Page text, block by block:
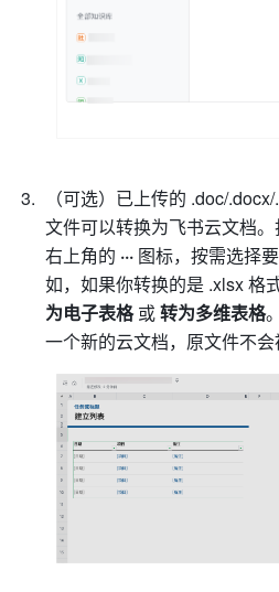
（可选）已上传的 .doc/
文件可以转换为飞书云文档
右上角的 ··· 图标，按需选择
如，如果你转换的是 .xlsx 格
为电子表格 或 转为多维表格
一个新的云文档，原文件不会